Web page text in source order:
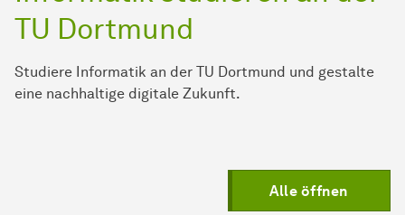
TU Dortmund
Studiere Informatik an der TU Dortmund und gestalte
eine nachhaltige digitale Zukunft.
Alle öffnen